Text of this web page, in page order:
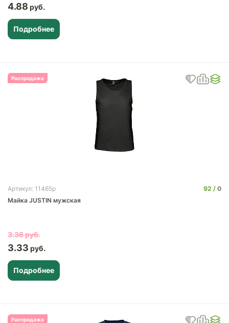
4.88
Подробнее
Распродажа
Артикул: 11465p 92
0
Майка JUSTIN мужская
3.36
3.33
Подробнее
Распродажа